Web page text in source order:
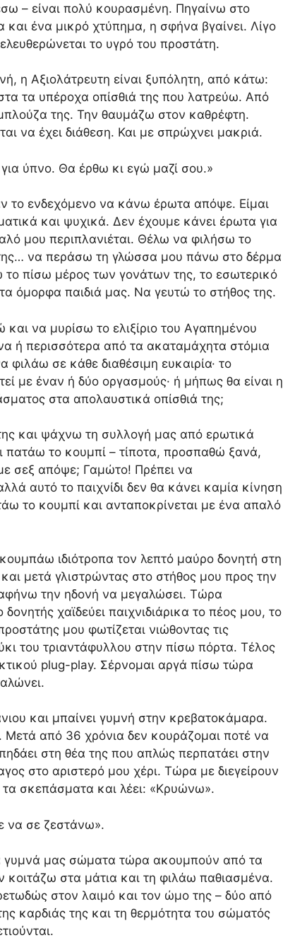
– είναι πολύ κουρασμένη. Πηγαίνω στο
ένα μικρό χτύπημα, η σφήνα βγαίνει. Λίγο
το υγρό του προστάτη.
η Αξιολάτρευτη είναι ξυπόλητη, από κάτω:
τα υπέροχα οπίσθιά της που λατρεύω. Από
της. Την θαυμάζω στον καθρέφτη.
να έχει διάθεση. Και με σπρώχνει μακριά.
ύπνο. Θα έρθω κι εγώ μαζί σου.»
το ενδεχόμενο να κάνω έρωτα απόψε. Είμαι
και ψυχικά. Δεν έχουμε κάνει έρωτα για
μου περιπλανιέται. Θέλω να φιλήσω το
να περάσω τη γλώσσα μου πάνω στο δέρμα
το πίσω μέρος των γονάτων της, το εσωτερικό
όμορφα παιδιά μας. Να γευτώ το στήθος της.
να μυρίσω το ελιξίριο του Αγαπημένου
ή περισσότερα από τα ακαταμάχητα στόμια
σε κάθε διαθέσιμη ευκαιρία· το
με έναν ή δύο οργασμούς· ή μήπως θα είναι η
στα απολαυστικά οπίσθιά της;
και ψάχνω τη συλλογή μας από ερωτικά
πατάω το κουμπί – τίποτα, προσπαθώ ξανά,
σεξ απόψε; Γαμώτο! Πρέπει να
αυτό το παιχνίδι δεν θα κάνει καμία κίνηση
το κουμπί και ανταποκρίνεται με ένα απαλό
ιδιότροπα τον λεπτό μαύρο δονητή στη
μετά γλιστρώντας στο στήθος μου προς την
την ηδονή να μεγαλώσει. Τώρα
χαϊδεύει παιχνιδιάρικα το πέος μου, το
μου φωτίζεται νιώθοντας τις
του τριαντάφυλλου στην πίσω πόρτα. Τέλος
plug-play. Σέρνομαι αργά πίσω τώρα
και μπαίνει γυμνή στην κρεβατοκάμαρα.
από 36 χρόνια δεν κουράζομαι ποτέ να
στη θέα της που απλώς περπατάει στην
στο αριστερό μου χέρι. Τώρα με διεγείρουν
τα σκεπάσματα και λέει: «Κρυώνω».
να σε ζεστάνω».
μας σώματα τώρα ακουμπούν από τα
κοιτάζω στα μάτια και τη φιλάω παθιασμένα.
στον λαιμό και τον ώμο της – δύο από
καρδιάς της και τη θερμότητα του σώματός